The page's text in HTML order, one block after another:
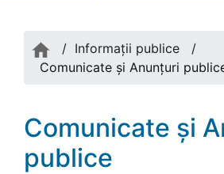
/ Informații publice
/
Comunicate şi Anunțuri
Comunicate şi
publice